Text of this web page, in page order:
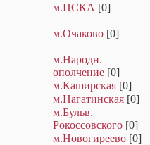
м.ЦСКА [0]
м.Очаково [0]
м.Народн.
ополчение [0]
м.Каширская [0]
м.Нагатинская [0]
м.Бульв.
Рокоссовского [0]
м.Новогиреево [0]